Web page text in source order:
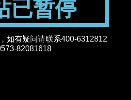
已暂停
如有疑问请联系400-6312812
82081618